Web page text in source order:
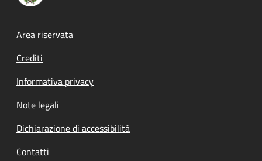
Footer menu
Area riservata
Crediti
Informativa privacy
Note legali
Dichiarazione di accessibilità
Contatti